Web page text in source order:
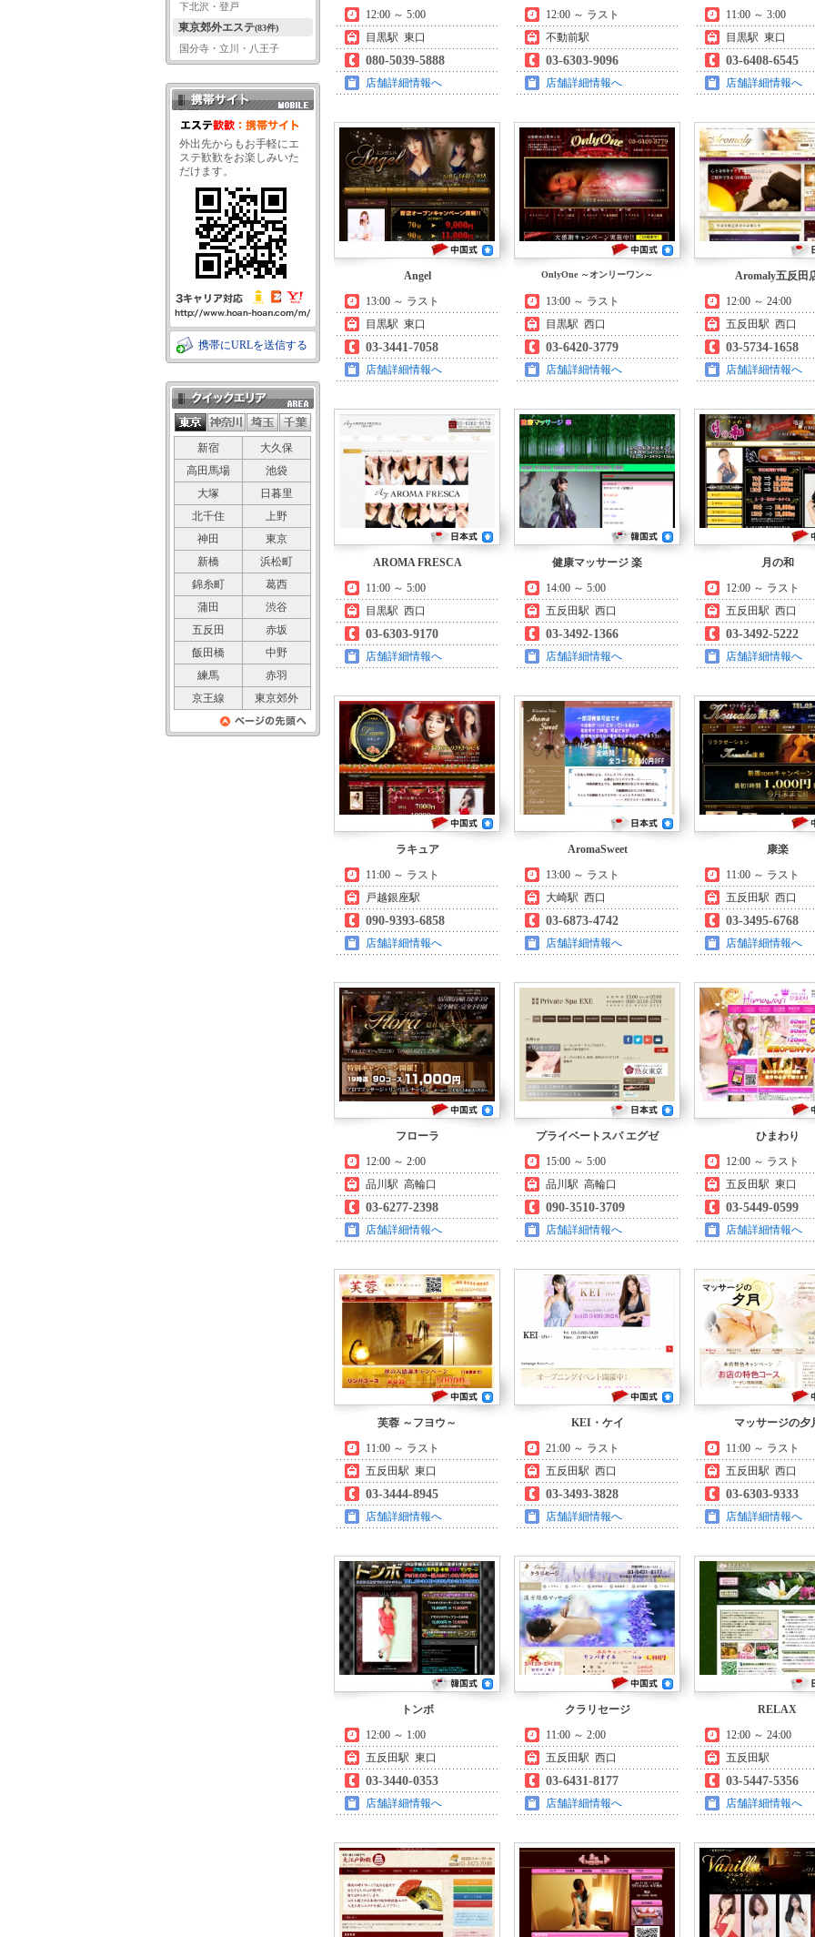
12:00 ～ 5:00
目黒駅 東口
080-5039-5888
店舗詳細情報へ
12:00 ～ ラスト
不動前駅
03-6303-9096
店舗詳細情報へ
11:00 ～ 3:00
目黒駅 東口
03-6408-6545
店舗詳細情報へ
Angel
13:00 ～ ラスト
目黒駅 東口
03-3441-7058
店舗詳細情報へ
OnlyOne ～オンリーワン～
13:00 ～ ラスト
目黒駅 西口
03-6420-3779
店舗詳細情報へ
Aromaly五反田
12:00 ～ 24:00
五反田駅 西口
03-5734-1658
店舗詳細情報へ
AROMA FRESCA
11:00 ～ 5:00
目黒駅 西口
03-6303-9170
店舗詳細情報へ
健康マッサージ 楽
14:00 ～ 5:00
五反田駅 西口
03-3492-1366
店舗詳細情報へ
月の和
12:00 ～ ラスト
五反田駅 西口
03-3492-5222
店舗詳細情報へ
ラキュア
11:00 ～ ラスト
戸越銀座駅
090-9393-6858
店舗詳細情報へ
AromaSweet
13:00 ～ ラスト
大崎駅 西口
03-6873-4742
店舗詳細情報へ
康楽
11:00 ～ ラスト
五反田駅 西口
03-3495-6768
店舗詳細情報へ
フローラ
12:00 ～ 2:00
品川駅 高輪口
03-6277-2398
店舗詳細情報へ
プライベートスパ エグゼ
15:00 ～ 5:00
品川駅 高輪口
090-3510-3709
店舗詳細情報へ
ひまわり
12:00 ～ ラスト
五反田駅 東口
03-5449-0599
店舗詳細情報へ
芙蓉 ～フヨウ～
11:00 ～ ラスト
五反田駅 東口
03-3444-8945
店舗詳細情報へ
KEI・ケイ
21:00 ～ ラスト
五反田駅 西口
03-3493-3828
店舗詳細情報へ
マッサージの夕
11:00 ～ ラスト
五反田駅 西口
03-6303-9333
店舗詳細情報へ
トンボ
12:00 ～ 1:00
五反田駅 東口
03-3440-0353
店舗詳細情報へ
クラリセージ
11:00 ～ 2:00
五反田駅 西口
03-6431-8177
店舗詳細情報へ
RELAX
12:00 ～ 24:00
五反田駅
03-5447-5356
店舗詳細情報へ
下北沢・登戸
東京郊外エステ(83件)
国分寺・立川・八王子
携帯サイト QRコード
外出先からもお手軽にエ
ステ歓歓をお楽しみいた
だけます。
携帯にURLを送信する
クイックエリア
新宿
大久保
高田馬場
池袋
大塚
日暮里
北千住
上野
神田
東京
新橋
浜松町
錦糸町
葛西
蒲田
渋谷
五反田
赤坂
飯田橋
中野
練馬
赤羽
京王線
東京郊外
ページの先頭